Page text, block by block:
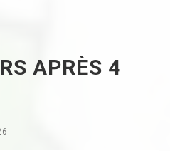
APRÈS 4